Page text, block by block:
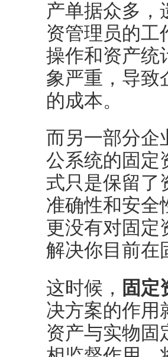
产单据众多，
资管理员的工
操作和资产统
象严重 ， 导致
的成本。
而另一部分企
公系统的固定
式只是保留了
准确性和安全
更没有对固定
解决你目前在
这时候， 固定
决方案的作用
资产与实物固